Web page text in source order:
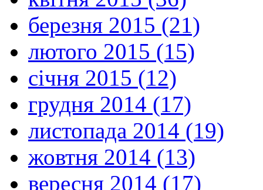
березня 2015 (21)
лютого 2015 (15)
січня 2015 (12)
грудня 2014 (17)
листопада 2014 (19)
жовтня 2014 (13)
вересня 2014 (17)